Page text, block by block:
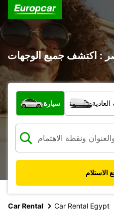
: اكتشف جميع الوجهات
ما نوع المركبة؟
سيارة
الاستلام
Car Rental Car Rental Egypt